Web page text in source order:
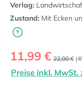
Verlag:
Zustand: Mit Ecken
Verkaufspreis:
11,99 € Regulärer
22,00 €
Preise inkl. MwSt.